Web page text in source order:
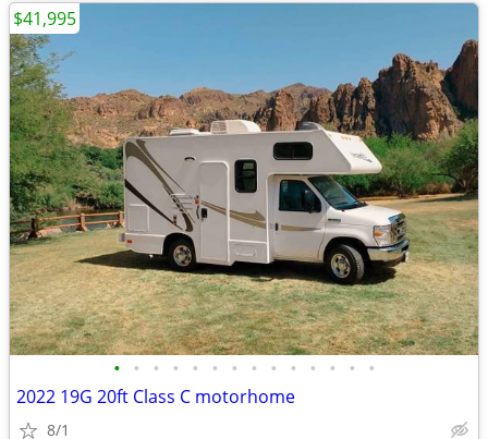
• • • • • • • • • • • • • •
2022 19G 20ft Class C motorhome
8/1
$41,995